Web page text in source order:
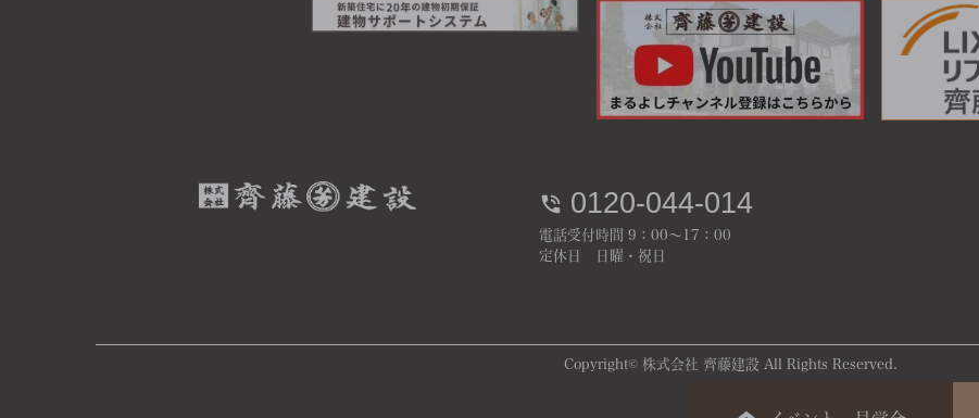
0120-044-014
電話受付時間 9：00～17：00
定休日 日曜・祝日
Copyright© 株式会社 齊藤建設 All Rights Reserved.